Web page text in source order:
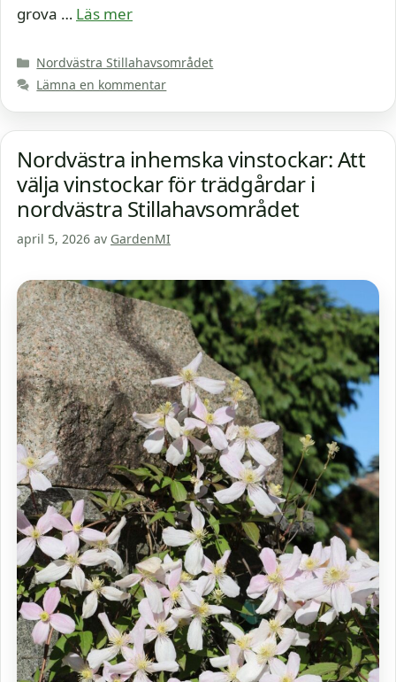
grova … Läs mer
Kategorier
Nordvästra Stillahavsområdet
Lämna en kommentar
Nordvästra inhemska vinstockar: Att
välja vinstockar för trädgårdar i
nordvästra Stillahavsområdet
april 5, 2026 av GardenMI